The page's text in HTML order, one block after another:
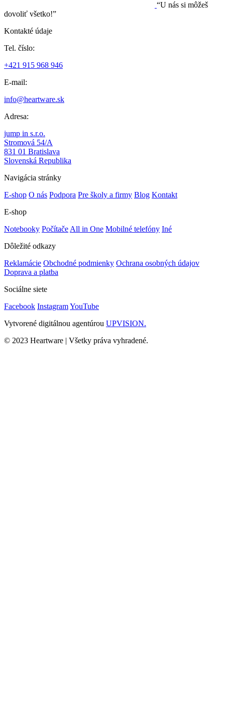
“U nás si môžeš
dovoliť všetko!”
Kontakté údaje
Tel. číslo:
+421 915 968 946
E-mail:
info@heartware.sk
Adresa:
jump in s.r.o.
Stromová 54/A
831 01 Bratislava
Slovenská Republika
Navigácia stránky
E-shop O nás Podpora Pre školy a firmy Blog Kontakt
E-shop
Notebooky Počítače All in One Mobilné telefóny Iné
Dôležité odkazy
Reklamácie Obchodné podmienky Ochrana osobných údajov
Doprava a platba
Sociálne siete
Facebook InstagramYouTube
Vytvorené digitálnou agentúrou UPVISION.
© 2023 Heartware | Všetky práva vyhradené.